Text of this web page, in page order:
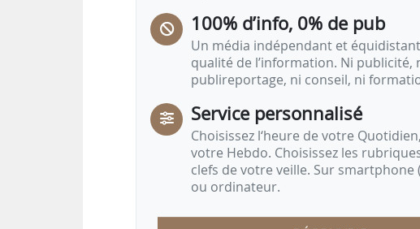
100% d’info, 0% de pub
Un média indépendant et
qualité de l’information. Ni publicité,
publireportage, ni conseil, ni
Service personnalisé
Choisissez l‘heure de votre
votre Hebdo. Choisissez les
clefs de votre veille. Sur smartphone
ou ordinateur.